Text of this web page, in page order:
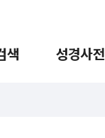
색 성경사전